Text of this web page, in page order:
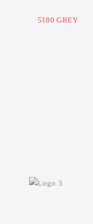
5180 GREY